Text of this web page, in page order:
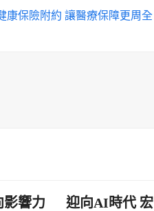
康保險附約 讓醫療保障更周全
影響力
迎向AI時代 宏